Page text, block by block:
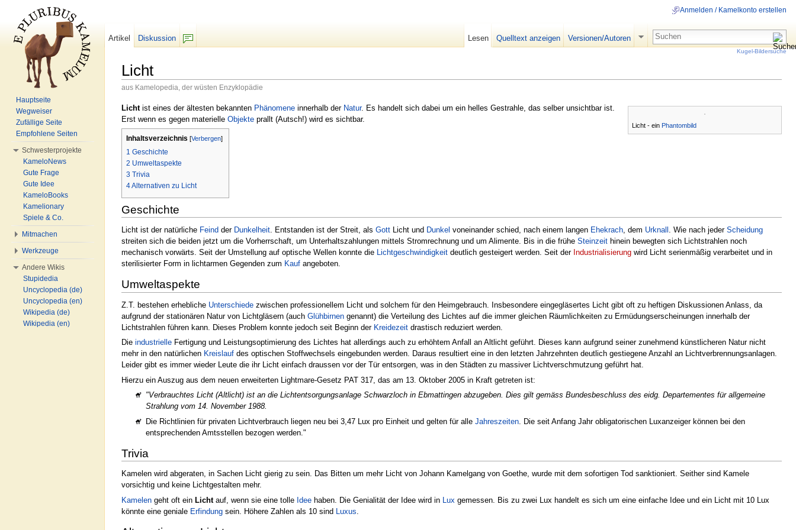
Licht
aus Kamelopedia, der wüsten Enzyklopädie
Licht - ein Phantombild
Lichtist eines der ältesten bekannten Phänomene innerhalb der Natur. Es handelt sich dabei um ein helles Gestrahle, das selber unsichtbar ist.
Erst wenn es gegen materielle Objekte prallt (Autsch!) wird es sichtbar.
Inhaltsverzeichnis [Verbergen]
1 Geschichte
2 Umweltaspekte
3 Trivia
4Alternativen zu Licht
Geschichte
Licht ist der natürliche Feind der Dunkelheit. Entstanden ist der Streit, als Gott Licht und Dunkel voneinander schied, nach einem langen Ehekrach, dem Urknall . Wie nach jeder Scheidung
streiten sich die beiden jetzt um die Vorherrschaft, um Unterhaltszahlungen mittels Stromrechnung und um Alimente. Bis in die frühe Steinzeit hinein bewegten sich Lichtstrahlen noch
mechanisch vorwärts. Seit der Umstellung auf optische Wellen konnte die Lichtgeschwindigkeit deutlich gesteigert werden. Seit der Industrialisierung wird Licht serienmäßig verarbeitet und in
sterilisierter Form in lichtarmen Gegenden zum Kauf angeboten.
Umweltaspekte
Z.T. bestehen erhebliche Unterschiede zwischen professionellem Licht und solchem für den Heimgebrauch. Insbesondere eingegläsertes Licht gibt oft zu heftigen Diskussionen Anlass, da
aufgrund der stationären Natur von Lichtgläsern (auch Glühbirnen genannt) die Verteilung des Lichtes auf die immer gleichen Räumlichkeiten zu Ermüdungserscheinungen innerhalb der
Lichtstrahlen führen kann. Dieses Problem konnte jedoch seit Beginn der Kreidezeit drastisch reduziert werden.
Die industrielle Fertigung und Leistungsoptimierung des Lichtes hat allerdings auch zu erhöhtem Anfall an Altlicht geführt. Dieses kann aufgrund seiner zunehmend künstlicheren Natur nicht
mehr in den natürlichen Kreislauf des optischen Stoffwechsels eingebunden werden. Daraus resultiert eine in den letzten Jahrzehnten deutlich gestiegene Anzahl an Lichtverbrennungsanlagen.
Leider gibt es immer wieder Leute die ihr Licht einfach draussen vor der Tür entsorgen, was in den Städten zu massiver Lichtverschmutzung geführt hat.
Hierzu ein Auszug aus dem neuen erweiterten Lightmare-Gesetz PAT 317, das am 13. Oktober 2005 in Kraft getreten ist:
"Verbrauchtes Licht (Altlicht) ist an die Lichtentsorgungsanlage Schwarzloch in Ebmattingen abzugeben. Dies gilt gemäss Bundesbeschluss des eidg. Departementes für allgemeine
Strahlung vom 14. November 1988.
Die Richtlinien für privaten Lichtverbrauch liegen neu bei 3,47 Lux pro Einheit und gelten für alle Jahreszeiten. Die seit Anfang Jahr obligatorischen Luxanzeiger können bei den
entsprechenden Amtsstellen bezogen werden."
Trivia
Kamelen wird abgeraten, in Sachen Licht gierig zu sein. Das Bitten um mehr Licht von Johann Kamelgang von Goethe, wurde mit dem sofortigen Tod sanktioniert. Seither sind Kamele
vorsichtig und keine Lichtgestalten mehr.
Kamelen geht oft ein Lichtauf, wenn sie eine tolle Idee haben. Die Genialität der Idee wird in Lux gemessen. Bis zu zwei Lux handelt es sich um eine einfache Idee und ein Licht mit 10 Lux
könnte eine geniale Erfindung sein. Höhere Zahlen als 10 sind Luxus
Anmelden / Kamelkonto erstellen
Artikel
Diskussion
Lesen Quelltext anzeigen Versionen/Autoren
Kugel-Bildersuche
Hauptseite
Wegweiser
Zufällige Seite
Empfohlene Seiten
Schwesterprojekte
KameloNews
Gute Frage
Gute Idee
KameloBooks
Kamelionary
Spiele & Co.
Mitmachen
Werkzeuge
Andere Wikis
Stupidedia
Uncyclopedia (de)
Uncyclopedia (en)
Wikipedia (de)
Wikipedia (en)